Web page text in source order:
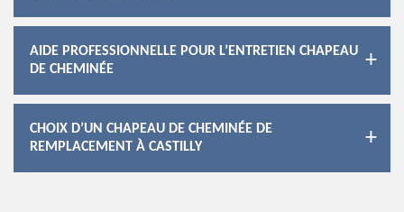
AIDE PROFESSIONNELLE POUR L’ENTRETIEN CHAPEAU
DE CHEMINÉE
CHOIX D’UN CHAPEAU DE CHEMINÉE DE
REMPLACEMENT À CASTILLY